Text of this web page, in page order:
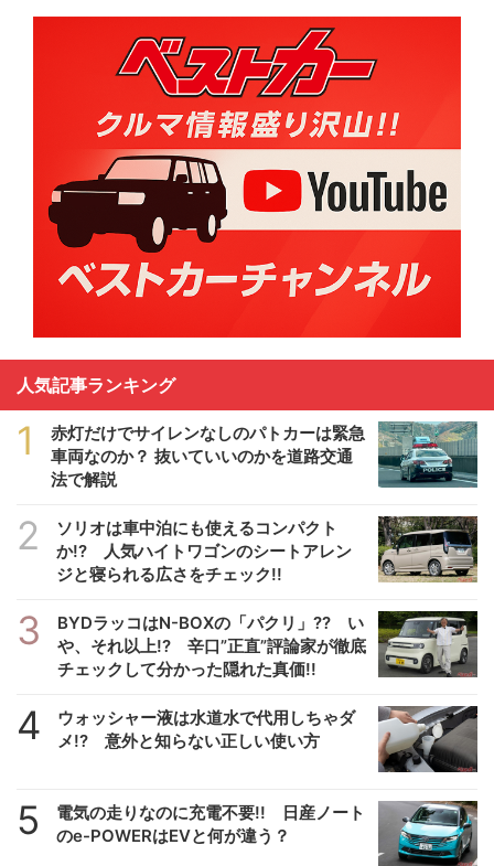
人気記事ランキング
1
赤灯だけでサイレンなしのパトカーは緊急
車両なのか？ 抜いていいのかを道路交通
法で解説
2
ソリオは車中泊にも使えるコンパクト
か!? 人気ハイトワゴンのシートアレン
ジと寝られる広さをチェック!!
3
BYDラッコはN-BOXの「パクリ」?? い
や、それ以上!? 辛口”正直”評論家が徹底
チェックして分かった隠れた真価!!
4
ウォッシャー液は水道水で代用しちゃダ
メ!? 意外と知らない正しい使い方
5
電気の走りなのに充電不要!! 日産ノート
のe-POWERはEVと何が違う？